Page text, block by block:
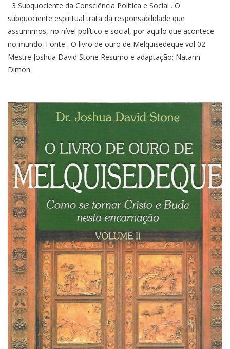
3 Subquociente da Consciência Política e Social . O
subquociente espiritual trata da responsabilidade que
assumimos, no nível político e social, por aquilo que acontece
no mundo. Fonte : O livro de ouro de Melquisedeque vol 02
Mestre Joshua David Stone Resumo e adaptação: Natann
Dimon